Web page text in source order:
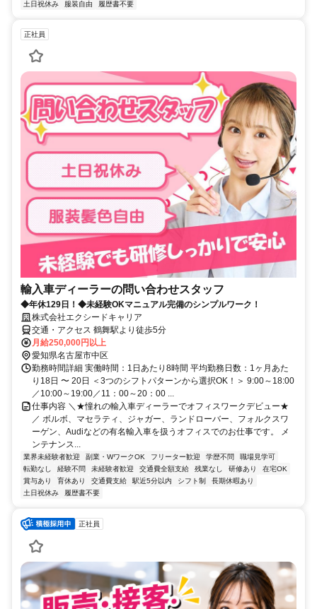
土日祝休み 服装自由 履歴書不要
正社員
輸入車ディーラーの問い合わせスタッフ
◆年休129日！◆未経験OKマニュアル完備のシンプルワーク！
株式会社エクシードキャリア
交通・アクセス 鶴舞駅より徒歩5分
月給250,000円以上
愛知県名古屋市中区
勤務時間詳細 実働時間：1日あたり8時間 平均勤務日数：1ヶ月あた
り18日 〜 20日 ＜3つのシフトパターンから選択OK！＞ 9:00～18:00
／10:00～19:00／11：00～20：00 ...
仕事内容 ＼★憧れの輸入車ディーラーでオフィスワークデビュー★
／ ボルボ、マセラティ、ジャガー、ランドローバー、フォルクスワ
ーゲン、Audiなどの有名輸入車を扱うオフィスでのお仕事です。 メ
ンテナンス...
業界未経験者歓迎 副業・WワークOK フリーター歓迎 学歴不問
職場見学可
転勤なし
経験不問 未経験者歓迎 交通費全額支給 残業なし 研修あり
在宅OK
賞与あり
育休あり 交通費支給 駅近5分以内 シフト制
長期休暇あり
土日祝休み
履歴書不要
正社員